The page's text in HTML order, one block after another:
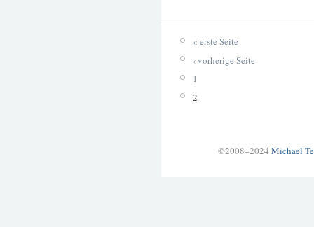
« erste Seite
‹ vorherige Seite
1
2
©2008–2024 Michael